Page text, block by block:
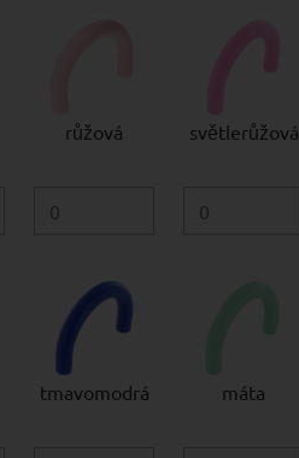
růžová světlerůžová
tmavomodrá máta